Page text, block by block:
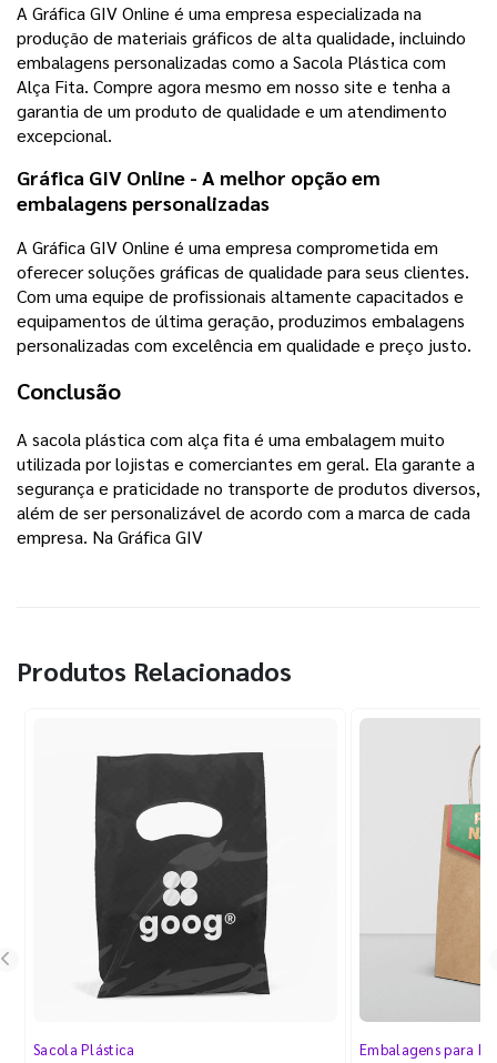
A Gráfica GIV Online é uma empresa especializada na
produção de materiais gráficos de alta qualidade, incluindo
embalagens personalizadas como a Sacola Plástica com
Alça Fita. Compre agora mesmo em nosso site e tenha a
garantia de um produto de qualidade e um atendimento
excepcional.
Gráfica GIV Online - A melhor opção em
embalagens personalizadas
A Gráfica GIV Online é uma empresa comprometida em
oferecer soluções gráficas de qualidade para seus clientes.
Com uma equipe de profissionais altamente capacitados e
equipamentos de última geração, produzimos embalagens
personalizadas com excelência em qualidade e preço justo.
Conclusão
A sacola plástica com alça fita é uma embalagem muito
utilizada por lojistas e comerciantes em geral. Ela garante a
segurança e praticidade no transporte de produtos diversos,
além de ser personalizável de acordo com a marca de cada
empresa. Na Gráfica GIV
Produtos Relacionados
Sacola Plástica Embalagens para